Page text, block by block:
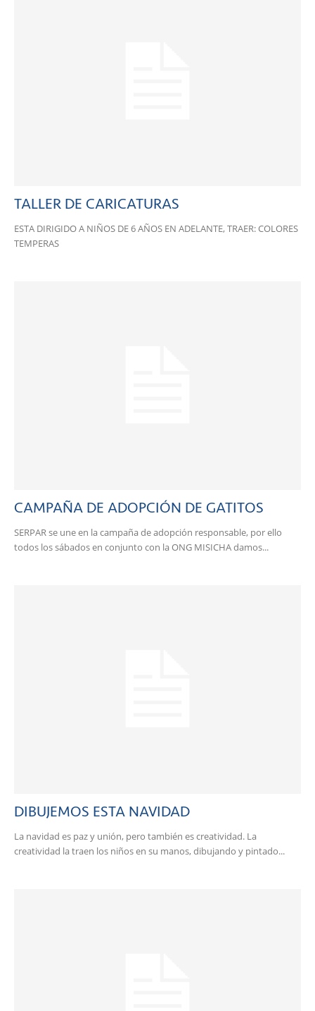
TALLER DE CARICATURAS
ESTA DIRIGIDO A NIÑOS DE 6 AÑOS EN ADELANTE, TRAER: COLORES
TEMPERAS
CAMPAÑA DE ADOPCIÓN DE GATITOS
SERPAR se une en la campaña de adopción responsable, por ello
todos los sábados en conjunto con la ONG MISICHA damos...
DIBUJEMOS ESTA NAVIDAD
La navidad es paz y unión, pero también es creatividad. La
creatividad la traen los niños en su manos, dibujando y pintado...